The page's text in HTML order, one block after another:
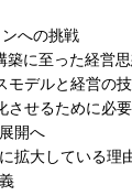
への挑戦
に至った経営思
デルと経営の
せるために必
開へ
拡大している理